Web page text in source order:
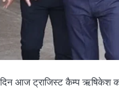
आज ट्राजिस्ट कैम्प ऋषिकेश